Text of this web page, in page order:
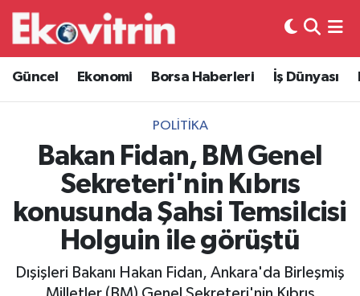
Güncel Ekonomi Borsa Haberleri İş Dünyası
POLITIKA
Bakan Fidan, BM Genel
Sekreteri'nin Kıbrıs
konusunda Şahsi Temsilcisi
Holguin ile görüştü
Dışişleri Bakanı Hakan Fidan, Ankara'da Birleşmiş
Güncel
Ekonomi
Borsa Haberleri
İş Dünyası
Lojistik
Otovitrin
Hava Durumu
Trafik Durumu
Süper Lig Puan Durumu ve Fikstür
Tüm Manşetler
Son Dakika Haberleri
Haber Arşivi